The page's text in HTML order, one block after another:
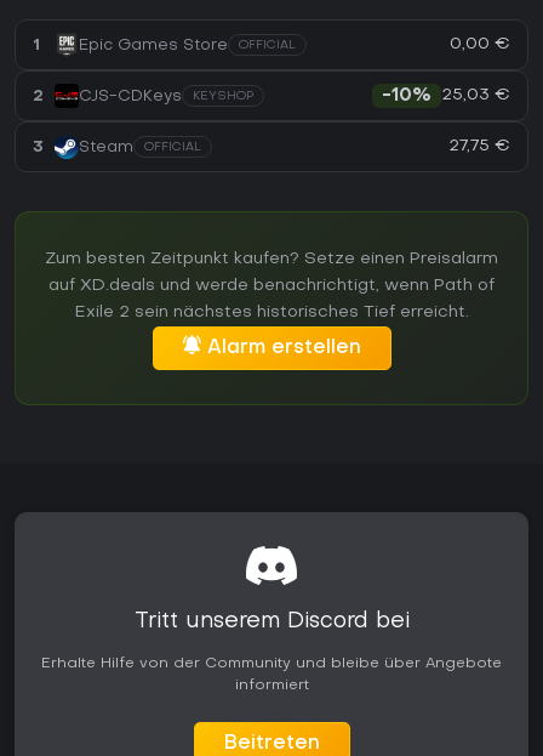
1 Epic Games Store OFFICIAL 0,00 €
2 CJS-CDKeys KEYSHOP -10% 25,03 €
3 Steam OFFICIAL 27,75 €
Zum besten Zeitpunkt kaufen? Setze einen Preisalarm
auf XD.deals und werde benachrichtigt, wenn Path of
Exile 2 sein nächstes historisches Tief erreicht.
Alarm erstellen
Tritt unserem Discord bei
Erhalte Hilfe von der Community und bleibe über Angebote
informiert
Beitreten